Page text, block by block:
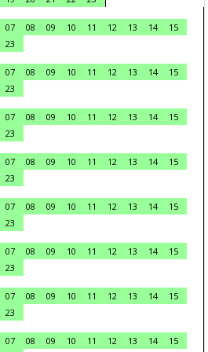
07 08 09 10 11 12 13 14
15
23
07 08 09 10 11 12 13 14
15
23
07 08 09 10 11 12 13 14
15
23
07 08 09 10 11 12 13 14
15
23
07 08 09 10 11 12 13 14
15
23
07 08 09 10 11 12 13 14
15
23
07 08 09 10 11 12 13 14
15
23
07 08 09 10 11 12 13 14
15